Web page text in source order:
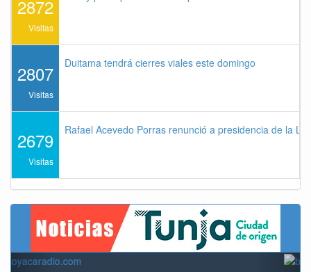
2872
Visitas
2807
Visitas
Duitama tendrá cierres viales este domingo
2679
Visitas
Rafael Acevedo Porras renunció a presidencia de la
Previous Next